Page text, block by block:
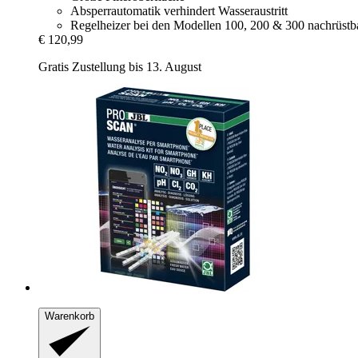
Absperrautomatik verhindert Wasseraustritt
Regelheizer bei den Modellen 100, 200 & 300
€ 120,99
Gratis Zustellung bis 13. August
Warenkorb